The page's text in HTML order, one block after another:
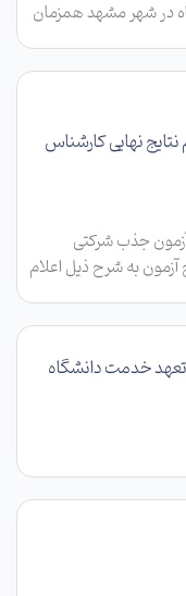
در شهر مشهد همزمان
اعلام نتایج نهایی کارشناس
آزمون جذب شرکتی
آزمون به شرح ذیل اعلام
خدمت دانشگاه